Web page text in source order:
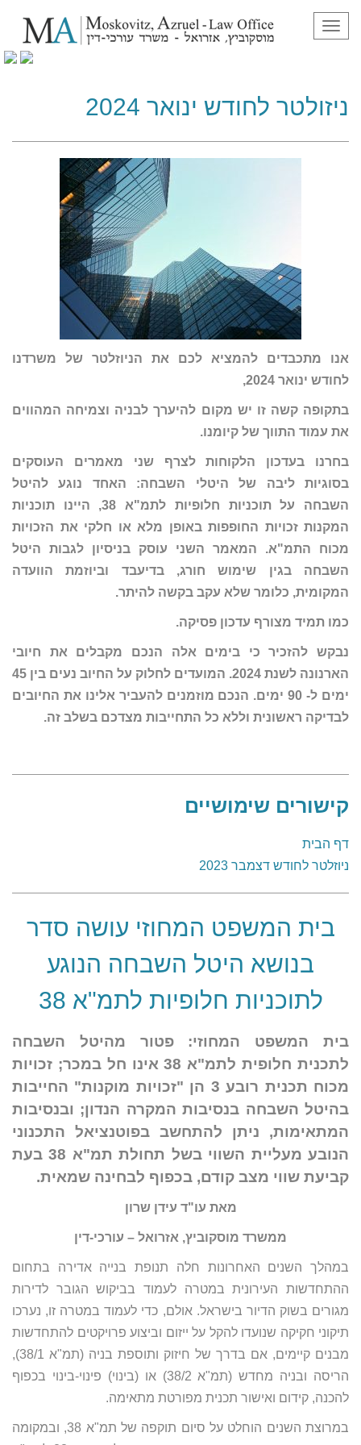
תפריט
ניזולטר לחודש ינואר 2024
ניזולטר לחודש ינואר 2024
אנו מתכבדים להמציא לכם את הניוזלטר של משרדנו
לחודש ינואר 2024,
בתקופה קשה זו יש מקום להיערך לבניה וצמיחה המהווים
את עמוד התווך של קיומנו.
בחרנו בעדכון הלקוחות לצרף שני מאמרים העוסקים
בסוגיות ליבה של היטלי השבחה: האחד נוגע להיטל
השבחה על תוכניות חלופיות לתמ"א 38, היינו תוכניות
המקנות זכויות החופפות באופן מלא או חלקי את הזכויות
מכוח התמ"א. המאמר השני עוסק בניסיון לגבות היטל
השבחה בגין שימוש חורג, בדיעבד וביוזמת הוועדה
המקומית, כלומר שלא עקב בקשה להיתר.
כמו תמיד מצורף עדכון פסיקה.
נבקש להזכיר כי בימים אלה הנכם מקבלים את חיובי
הארנונה לשנת 2024. המועדים לחלוק על החיוב נעים בין 45
ימים ל- 90 ימים. הנכם מוזמנים להעביר אלינו את החיובים
לבדיקה ראשונית וללא כל התחייבות מצדכם בשלב זה.
קישורים שימושיים
דף הבית
ניוזלטר לחודש דצמבר 2023
בית המשפט המחוזי עושה סדר
בנושא היטל השבחה הנוגע
לתוכניות חלופיות לתמ"א 38
בית המשפט המחוזי: פטור מהיטל השבחה
לתכנית חלופית לתמ"א 38 אינו חל במכר; זכויות
מכוח תכנית רובע 3 הן "זכויות מוקנות" החייבות
בהיטל השבחה בנסיבות המקרה הנדון; ובנסיבות
המתאימות, ניתן להתחשב בפוטנציאל התכנוני
הנובע מעליית השווי בשל תחולת תמ"א 38 בעת
קביעת שווי מצב קודם, בכפוף לבחינה שמאית.
מאת עו"ד עידן שרון
ממשרד מוסקוביץ, אזרואל – עורכי-דין
במהלך השנים האחרונות חלה תנופת בנייה אדירה בתחום
ההתחדשות העירונית במטרה לעמוד בביקוש הגובר לדירות
מגורים בשוק הדיור בישראל. אולם, כדי לעמוד במטרה זו, נערכו
תיקוני חקיקה שנועדו להקל על ייזום וביצוע פרויקטים להתחדשות
מבנים קיימים, אם בדרך של חיזוק ותוספת בניה (תמ"א 38/1),
הריסה ובניה מחדש (תמ"א 38/2) או (בינוי) פינוי-בינוי בכפוף
להכנה, קידום ואישור תכנית מפורטת מתאימה.
במרוצת השנים הוחלט על סיום תוקפה של תמ"א 38, ובמקומה